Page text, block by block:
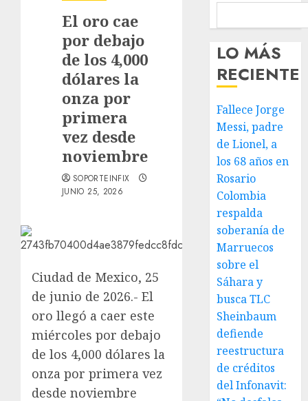
El oro cae
por debajo
de los 4,000
dólares la
onza por
primera
vez desde
noviembre
SOPORTEINFIX
JUNIO 25, 2026
Ciudad de Mexico, 25
de junio de 2026.- El
oro llegó a caer este
miércoles por debajo
de los 4,000 dólares la
onza por primera vez
desde noviembre
LO MÁS
RECIENTE
Fallece Jorge
Messi, padre
de Lionel, a
los 68 años en
Rosario
Colombia
respalda
soberanía de
Marruecos
sobre el
Sáhara y
busca TLC
Sheinbaum
defiende
reestructura
de créditos
del Infonavit: